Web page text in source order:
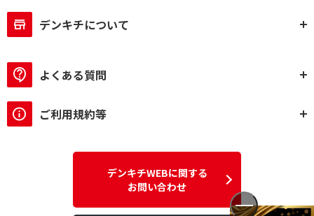
デンキチについて
よくある質問
ご利用規約等
デンキチWEBに関する
お問い合わせ